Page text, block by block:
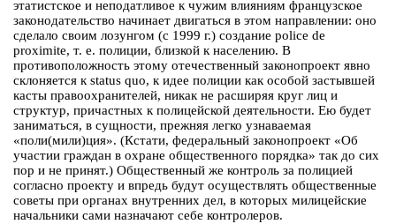
этатистское и неподатливое к чужим влияниям французское
законодательство начинает двигаться в этом направлении: оно
сделало своим лозунгом (с 1999 г.) создание police de
proximite, т. е. полиции, близкой к населению. В
противоположность этому отечественный законопроект явно
склоняется к status quo, к идее полиции как особой застывшей
касты правоохранителей, никак не расширяя круг лиц и
структур, причастных к полицейской деятельности. Ею будет
заниматься, в сущности, прежняя легко узнаваемая
«поли(мили)ция». (Кстати, федеральный законопроект «Об
участии граждан в охране общественного порядка» так до сих
пор и не принят.) Общественный же контроль за полицией
согласно проекту и впредь будут осуществлять общественные
советы при органах внутренних дел, в которых милицейские
начальники сами назначают себе контролеров.